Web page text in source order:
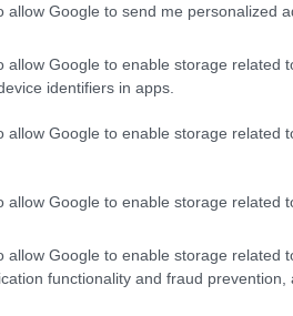
allow Google to send me personalized
allow Google to enable storage related
identifiers in apps.
allow Google to enable storage related
allow Google to enable storage related
allow Google to enable storage related
functionality and fraud prevention,
fordítani, ugyanis mire
mode-ját, hogy a
még ugyan próbálkozott,
az elektromos
a sorban. A sorozatban
5., Hughes pedig a 8.
További pontszerzők: